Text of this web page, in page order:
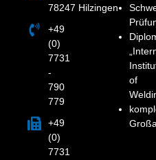
78247 Hilzingen
+49
(0)
7731
-
790
779
+49
(0)
7731
of